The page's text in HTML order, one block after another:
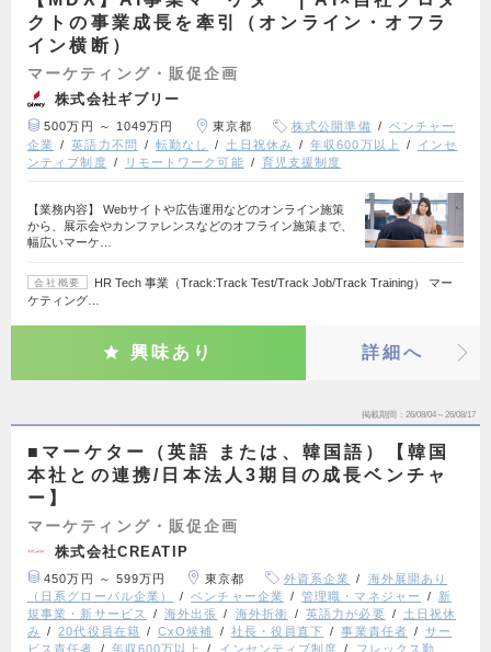
クトの事業成長を牽引（オンライン・オフラ
イン横断）
マーケティング・販促企画
株式会社ギブリー
500万円 ～ 1049万円 東京都 株式公開準備
ベンチャー
企業
英語力不問 転勤なし 土日祝休み 年収600万以上
インセ
ンティブ制度
リモートワーク可能 育児支援制度
【業務内容】 Webサイトや広告運用などのオンライン施策
から、展示会やカンファレンスなどのオフライン施策まで、
幅広いマーケ…
会社概要
HR Tech 事業（Track:Track Test/Track Job/Track Training） マー
ケティング…
興味あり 詳細へ
掲載期間 26/08/04～26/08/17
■マーケター（英語 または、韓国語）【韓国
本社との連携/日本法人3期目の成長ベンチャ
ー】
マーケティング・販促企画
株式会社CREATIP
450万円 ～ 599万円 東京都 外資系企業
海外展開あり
（日系グローバル企業）
ベンチャー企業 管理職・マネジャー
新
規事業・新サービス
海外出張 海外折衝 英語力が必要
土日祝休
み
20代役員在籍 CxO候補 社長・役員直下 事業責任者
サー
ビス責任者
年収600万以上 インセンティブ制度
フレックス勤